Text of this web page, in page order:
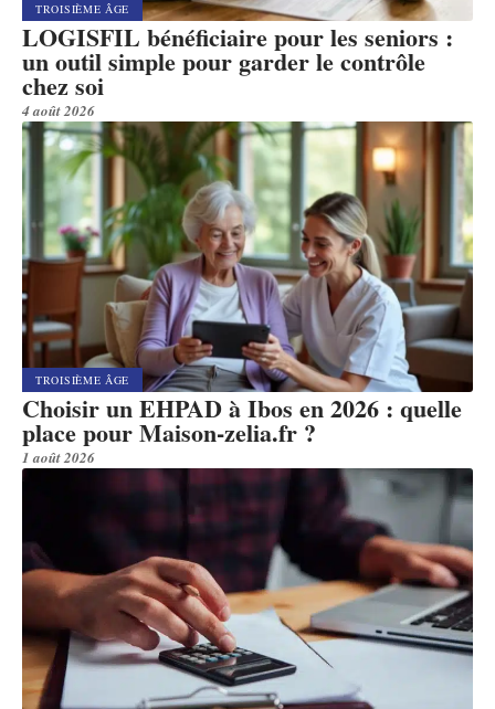
TROISIÈME ÂGE
LOGISFIL bénéficiaire pour les seniors :
un outil simple pour garder le contrôle
chez soi
4 août 2026
TROISIÈME ÂGE
Choisir un EHPAD à Ibos en 2026 : quelle
place pour Maison-zelia.fr ?
1 août 2026